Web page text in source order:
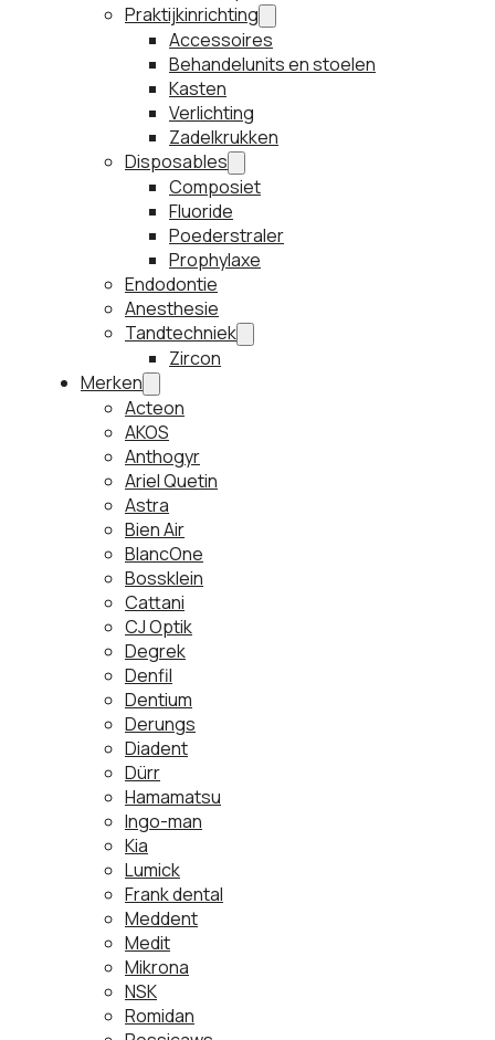
Praktijkinrichting
Accessoires
Behandelunits en stoelen
Kasten
Verlichting
Zadelkrukken
Disposables
Composiet
Fluoride
Poederstraler
Prophylaxe
Endodontie
Anesthesie
Tandtechniek
Zircon
Merken
Acteon
AKOS
Anthogyr
Ariel Quetin
Astra
Bien Air
BlancOne
Bossklein
Cattani
CJ Optik
Degrek
Denfil
Dentium
Derungs
Diadent
Dürr
Hamamatsu
Ingo-man
Kia
Lumick
Frank dental
Meddent
Medit
Mikrona
NSK
Romidan